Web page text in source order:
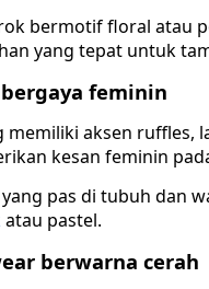
bermotif floral atau
yang tepat untuk
feminin
memiliki aksen ruffles,
kesan feminin
pas di tubuh dan
atau pastel.
berwarna cerah